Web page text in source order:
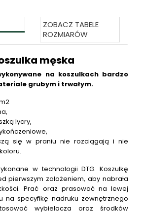
ZOBACZ TABELE
ROZMIARÓW
męska
na koszulkach bardzo
grubym i trwałym.
lycry,
się w praniu nie rozciągają i nie
w technologii DTG. Koszulkę
pierwszym założeniem, aby nabrała
Prać oraz prasować na lewej
na specyfikę nadruku zewnętrznego
wybielacza oraz środków